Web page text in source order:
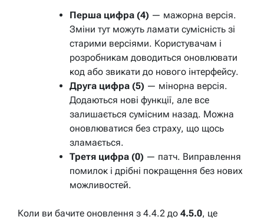
Перша цифра (4) — мажорна версія.
Зміни тут можуть ламати сумісність зі
старими версіями. Користувачам і
розробникам доводиться оновлювати
код або звикати до нового інтерфейсу.
Друга цифра (5) — мінорна версія.
Додаються нові функції, але все
залишається сумісним назад. Можна
оновлюватися без страху, що щось
зламається.
Третя цифра (0) — патч. Виправлення
помилок і дрібні покращення без нових
можливостей.
Коли ви бачите оновлення з 4.4.2 до 4.5.0, це